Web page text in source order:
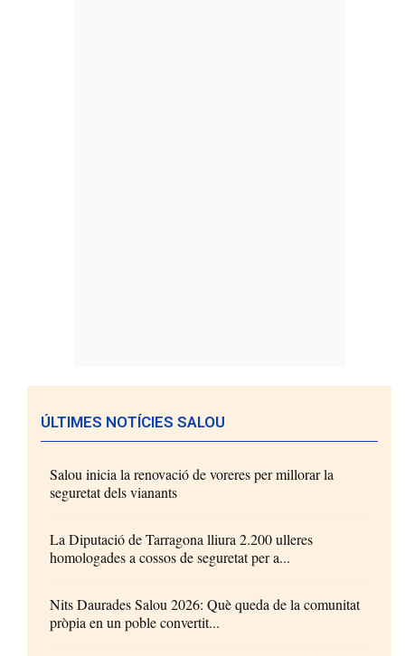
ÚLTIMES NOTÍCIES SALOU
Salou inicia la renovació de voreres per millorar la
seguretat dels vianants
La Diputació de Tarragona lliura 2.200 ulleres
homologades a cossos de seguretat per a...
Nits Daurades Salou 2026: Què queda de la comunitat
pròpia en un poble convertit...